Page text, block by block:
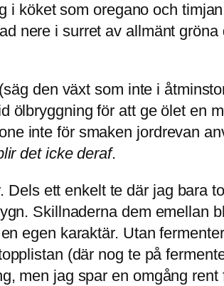
i köket som oregano och
nere i surret av allmänt
den växt som inte i
ölbryggning för att ge ölet en
inte för smaken jordrevan
det icke deraf.
ett enkelt te där jag bara
Skillnaderna dem emellan
egen karaktär. Utan
(där nog te på
men jag spar en omgång